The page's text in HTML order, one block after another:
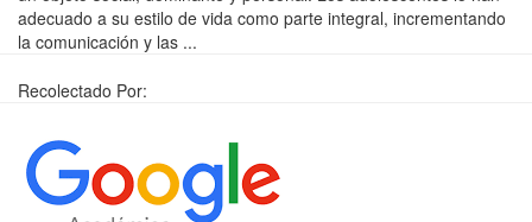
adecuado a su estilo de vida como parte integral, incrementando
la comunicación y las ...
Recolectado Por: